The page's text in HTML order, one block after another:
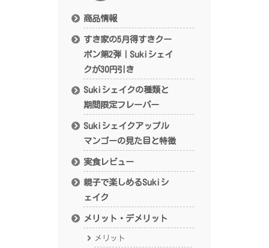
商品情報
すき家の5月得すきクー
ポン第2弾｜Sukiシェイ
クが30円引き
Sukiシェイクの種類と
期間限定フレーバー
Sukiシェイクアップル
マンゴーの見た目と特徴
実食レビュー
親子で楽しめるSukiシ
ェイク
メリット・デメリット
メリット